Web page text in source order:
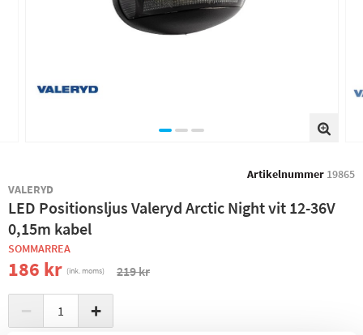
Artikelnummer 19865
VALERYD
LED Positionsljus Valeryd Arctic Night vit 12-36V
0,15m kabel
SOMMARREA
186 kr (ink. moms) 219 kr
− +